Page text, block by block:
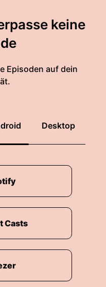
keine
Episoden auf dein
Desktop
Casts